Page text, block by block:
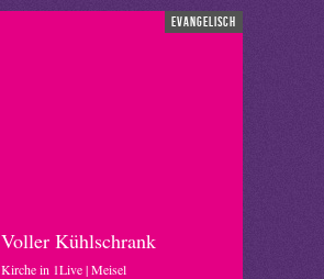
evangelisch
Voller Kühlschrank
Kirche in 1Live | Meisel